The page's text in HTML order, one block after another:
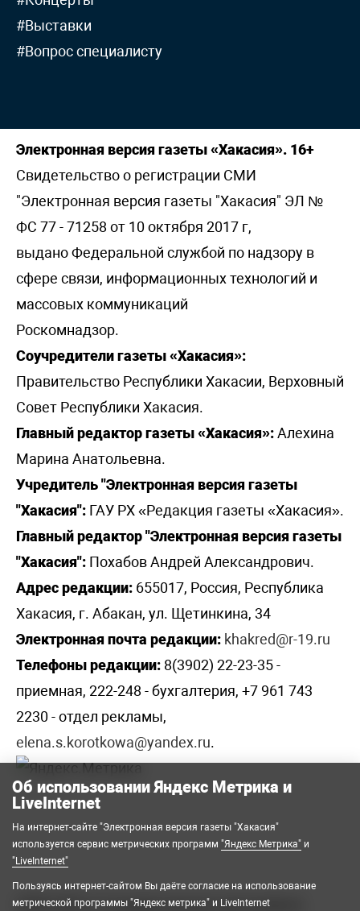
#Выставки
#Вопрос специалисту
Электронная версия газеты «Хакасия». 16+
Свидетельство о регистрации СМИ
"Электронная версия газеты "Хакасия" ЭЛ №
ФС 77 - 71258 от 10 октября 2017 г,
выдано Федеральной службой по надзору в
сфере связи, информационных технологий и
массовых коммуникаций
Роскомнадзор.
Соучредители газеты «Хакасия»:
Правительство Республики Хакасии, Верховный
Совет Республики Хакасия.
Главный редактор газеты «Хакасия»:Алехина
Марина Анатольевна.
Учредитель "Электронная версия газеты
"Хакасия": ГАУ РХ «Редакция газеты «Хакасия».
Главный редактор "Электронная версия газеты
"Хакасия": Похабов Андрей Александрович.
Адрес редакции: 655017, Россия, Республика
Хакасия, г. Абакан, ул. Щетинкина, 34
Электронная почта редакции: khakred@r-19.ru
Телефоны редакции: 8(3902) 22-23-35 -
приемная, 222-248 - бухгалтерия, +7 961 743
2230 - отдел рекламы,
elena.s.korotkowa@yandex.ru.
2008-2026 © Государственное автономное
Об использовании Яндекс Метрика и
LiveInternet
На интернет-сайте "Электронная версия газеты "Хакасия"
используется сервис метрических программ "Яндекс Метрика" и
"LiveInternet"
Пользуясь интернет-сайтом Вы даёте согласие на использование
метрической программы "Яндекс метрика" и LiveInternet